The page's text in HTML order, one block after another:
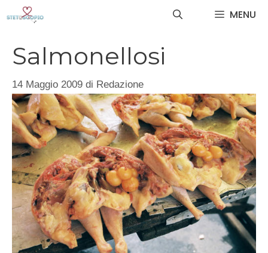
MENU
Salmonellosi
14 Maggio 2009 di Redazione